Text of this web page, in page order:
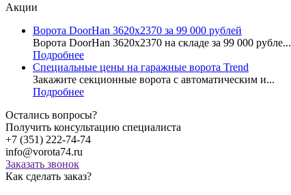
Акции
Ворота DoorHan 3620x2370 за 99 000 рублей
Ворота DoorHan 3620x2370 на складе за 99 000 рубле...
Подробнее
Специальные цены на гаражные ворота Trend
Закажите секционные ворота с автоматическим и...
Подробнее
Остались вопросы?
Получить консультацию специалиста
+7 (351) 222-74-74
info@vorota74.ru
Заказать звонок
Как сделать заказ?